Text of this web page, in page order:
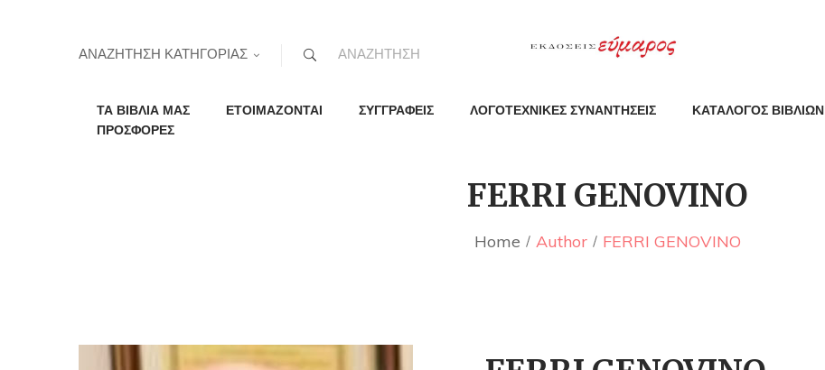
ΑΝΑΖΗΤΗΣΗ ΚΑΤΗΓΟΡΙΑΣ
ΤΑ ΒΙΒΛΙΑ ΜΑΣ ΕΤΟΙΜΑΖΟΝΤΑΙ ΣΥΓΓΡΑΦΕΙΣ ΛΟΓΟΤΕΧΝΙΚΕΣ ΣΥΝΑΝΤΗΣΕΙΣ ΚΑΤΑΛΟΓΟΣ ΒΙΒΛΙΩΝ
ΠΡΟΣΦΟΡΕΣ
FERRI GENOVINO
Home Author FERRI GENOVINO